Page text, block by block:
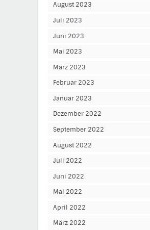
August 2023
Juli 2023
Juni 2023
Mai 2023
März 2023
Februar 2023
Januar 2023
Dezember 2022
September 2022
August 2022
Juli 2022
Juni 2022
Mai 2022
April 2022
März 2022